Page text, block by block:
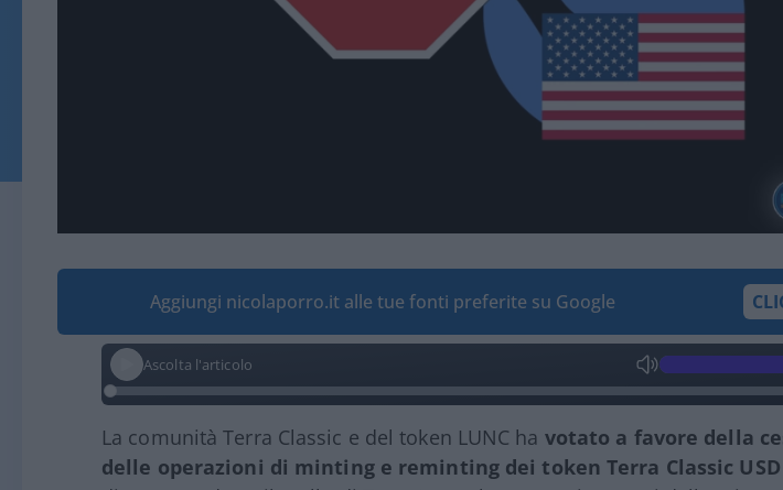
Aggiungi nicolaporro.it alle tue fonti preferite su Google
Ascolta l'articolo
La comunità Terra Classic e del token LUNC ha votato a favore della
delle operazioni di minting e reminting dei token Terra Classic USD